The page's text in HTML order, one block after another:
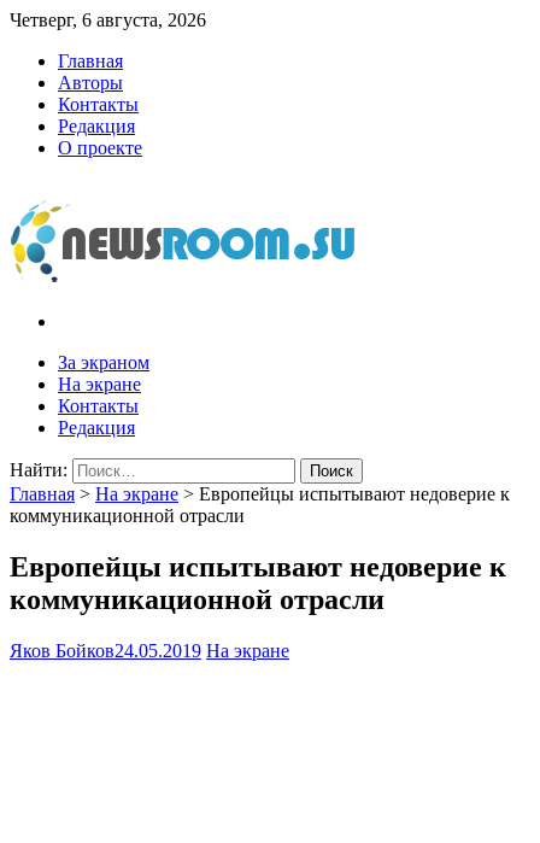
Четверг, 6 августа, 2026
Главная
Авторы
Контакты
Редакция
О проекте
newsroom.su
Новости о новостях
За экраном
На экране
Контакты
Редакция
Найти:
Главная > На экране > Европейцы испытывают недоверие к
коммуникационной отрасли
Европейцы испытывают недоверие к
коммуникационной отрасли
Яков Бойков24.05.2019 На экране